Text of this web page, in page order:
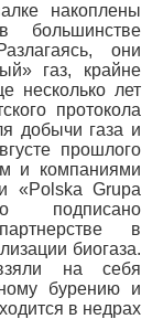
накоплены
большинстве
они
газ, крайне
несколько лет
протокола
добычи газа и
прошлого
и компаниями
«Polska Grupa
подписано
в
биогаза.
на себя
бурению и
в недрах